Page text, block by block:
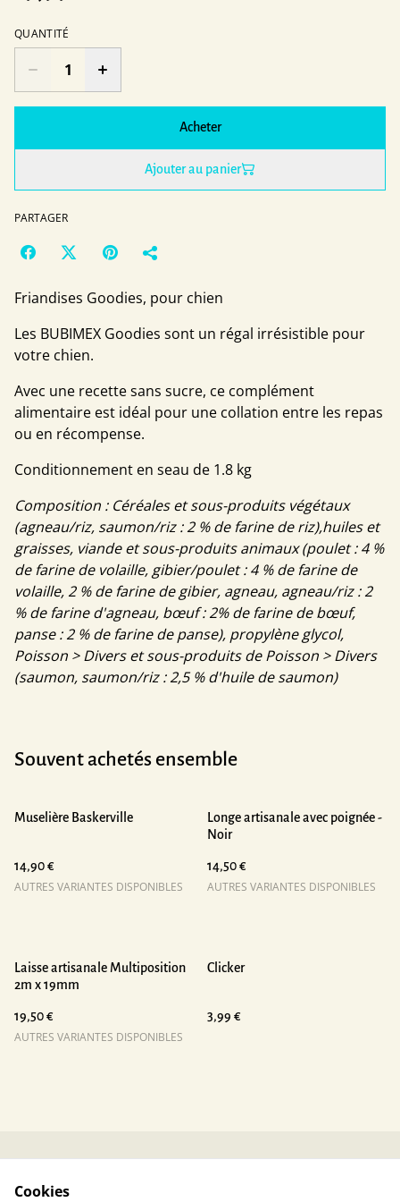
QUANTITÉ
Acheter
Ajouter au panier
PARTAGER
Friandises Goodies, pour chien
Les BUBIMEX Goodies sont un régal irrésistible pour
votre chien.
Avec une recette sans sucre, ce complément
alimentaire est idéal pour une collation entre les repas
ou en récompense.
Conditionnement en seau de 1.8 kg
Composition : Céréales et sous-produits végétaux
(agneau/riz, saumon/riz : 2 % de farine de riz),huiles et
graisses, viande et sous-produits animaux (poulet : 4 %
de farine de volaille, gibier/poulet : 4 % de farine de
volaille, 2 % de farine de gibier, agneau, agneau/riz : 2
% de farine d'agneau, bœuf : 2% de farine de bœuf,
panse : 2 % de farine de panse), propylène glycol,
Poisson > Divers et sous-produits de Poisson > Divers
(saumon, saumon/riz : 2,5 % d'huile de saumon)
Souvent achetés ensemble
Muselière Baskerville
14,90 €
AUTRES VARIANTES DISPONIBLES
Longe artisanale avec poignée -
Noir
14,50 €
AUTRES VARIANTES DISPONIBLES
Laisse artisanale Multiposition
2m x 19mm
19,50 €
AUTRES VARIANTES DISPONIBLES
Clicker
3,99 €
Cookies